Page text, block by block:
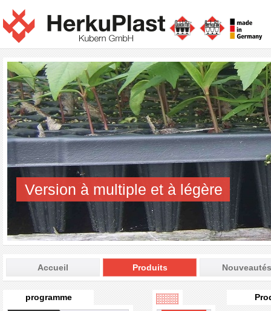
Version à multiple et à légère
Accueil Produits Nouveautés
programme